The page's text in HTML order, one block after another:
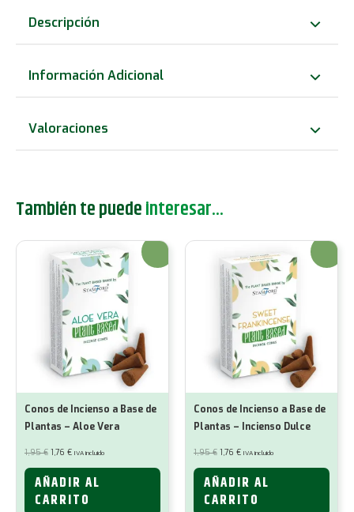
Incienso
cantidad
Descripción
Información Adicional
Valoraciones
También te puedeinteresar...
¡Oferta!
Conos de Incienso a Base de
Plantas – Aloe Vera
1,95€ El
precio
original
era:
1,95 €.
1,76 €El
actual
es:
1,76 €.
IVA incluido
AÑADIR AL
CARRITO
¡Oferta!
Conos de Incienso a Base de
Plantas – Incienso Dulce
1,95€ El
precio
original
era:
1,95 €.
1,76 €El
actual
es:
1,76 €.
IVA incluido
AÑADIR AL
CARRITO